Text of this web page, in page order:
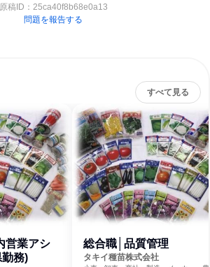
原稿ID： 25ca40f8b68e0a13
問題を報告する
すべて見る
営業アシ
務)
総合職│品質管理
タキイ種苗株式会社